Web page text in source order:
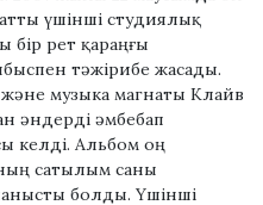
үшінші студиялық
рет қараңғы
тәжірибе жасады.
музыка магнаты Клайв
әндерді әмбебап
келді. Альбом оң
сатылым саны
болды. Үшінші